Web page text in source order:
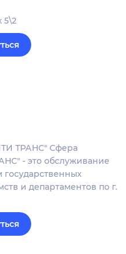
5\2
ТРАНС" Сфера
- это обслуживание
и департаментов по г.